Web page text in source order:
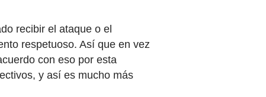
recibir el ataque o el
respetuoso. Así que en vez
con eso por esta
y así es mucho más